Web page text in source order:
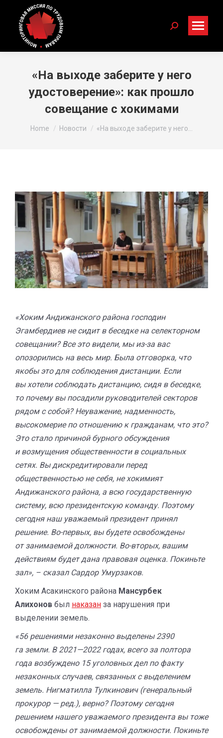
Search:
«На выходе заберите у него
удостоверение»: как прошло
совещание с хокимами
You are here:
Home Новости «На выходе заберите у него…
«Хоким Андижанского района господин
Эгамбердиев не сидит в беседке на селекторном
совещании? Все это видели, мы из-за вас
опозорились на весь мир. Была отговорка, что
якобы это для соблюдения дистанции. Если
вы хотели соблюдать дистанцию, сидя в беседке,
то почему вы посадили руководителей секторов
рядом с собой? Неуважение, надменность,
высокомерие по отношению к гражданам, что это?
Это стало причиной бурного обсуждения
и возмущения общественности в социальных
сетях. Вы дискредитировали перед
общественностью не себя, не хокимият
Андижанского района, а всю государственную
систему, всю президентскую команду. Поэтому
сегодня наш уважаемый президент принял
решение. Во-первых, вы будете освобождены
от занимаемой должности. Во-вторых, вашим
действиям будет дана правовая оценка. Покиньте
зал», – сказал Сардор Умурзаков.
Хоким Асакинского района Мансурбек
Алихонов был наказан за нарушения при
выделении земель.
«56 решениями незаконно выделены 2390
га земли. В 2021—2022 годах, всего за полтора
года возбуждено 15 уголовных дел по факту
незаконных случаев, связанных с выделением
земель. Нигматилла Тулкинович (генеральный
прокурор — ред.), верно? Поэтому сегодня
решением нашего уважаемого президента вы тоже
освобождены от занимаемой должности. Покиньте